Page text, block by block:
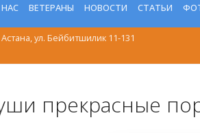
ВЕТЕРАНЫ НОВОСТИ СТАТЬИ
Астана, ул. Бейбитшилик 11-131
прекрасные